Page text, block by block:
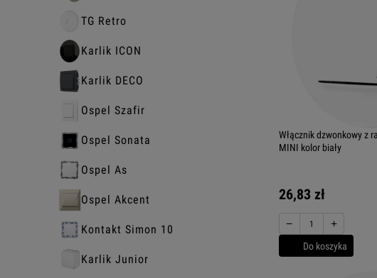
TG Retro
Karlik ICON
Karlik DECO
Ospel Szafir
Ospel Sonata
Ospel As
Ospel Akcent
Kontakt Simon 10
Karlik Junior
Włącznik dzwonkowy z
MINI kolor biały
26,83 zł
− +
Do koszyka